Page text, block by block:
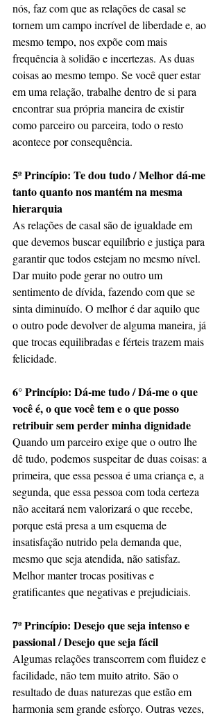
nós, faz com que as relações de casal se
tornem um campo incrível de liberdade e, ao
mesmo tempo, nos expõe com mais
frequência à solidão e incertezas. As duas
coisas ao mesmo tempo. Se você quer estar
em uma relação, trabalhe dentro de si para
encontrar sua própria maneira de existir
como parceiro ou parceira, todo o resto
acontece por consequência.
5º Princípio: Te dou tudo / Melhor dá-me
tanto quanto nos mantém na mesma
hierarquia
As relações de casal são de igualdade em
que devemos buscar equilíbrio e justiça para
garantir que todos estejam no mesmo nível.
Dar muito pode gerar no outro um
sentimento de dívida, fazendo com que se
sinta diminuído. O melhor é dar aquilo que
o outro pode devolver de alguma maneira, já
que trocas equilibradas e férteis trazem mais
felicidade.
6° Princípio: Dá-me tudo / Dá-me o que
você é, o que você tem e o que posso
retribuir sem perder minha dignidade
Quando um parceiro exige que o outro lhe
dê tudo, podemos suspeitar de duas coisas: a
primeira, que essa pessoa é uma criança e, a
segunda, que essa pessoa com toda certeza
não aceitará nem valorizará o que recebe,
porque está presa a um esquema de
insatisfação nutrido pela demanda que,
mesmo que seja atendida, não satisfaz.
Melhor manter trocas positivas e
gratificantes que negativas e prejudiciais.
7º Princípio: Desejo que seja intenso e
passional / Desejo que seja fácil
Algumas relações transcorrem com fluidez e
facilidade, não tem muito atrito. São o
resultado de duas naturezas que estão em
harmonia sem grande esforço. Outras vezes,